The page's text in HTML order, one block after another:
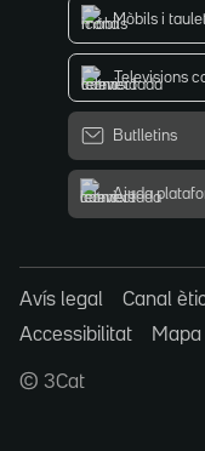
Mòbils i
Televisions
Butlletins
Ajuda
Avís legal Canal
Accessibilitat
© 3Cat